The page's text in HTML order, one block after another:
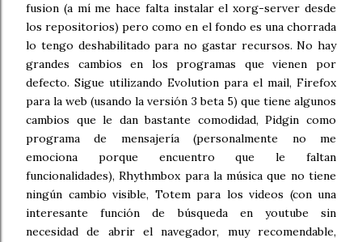
fusion (a mí me hace falta instalar el xorg-server desde
los repositorios) pero como en el fondo es una chorrada
lo tengo deshabilitado para no gastar recursos. No hay
grandes cambios en los programas que vienen por
defecto. Sigue utilizando Evolution para el mail, Firefox
para la web (usando la versión 3 beta 5) que tiene algunos
cambios que le dan bastante comodidad, Pidgin como
programa de mensajería (personalmente no me
emociona porque encuentro que le faltan
funcionalidades), Rhythmbox para la música que no tiene
ningún cambio visible, Totem para los videos (con una
interesante función de búsqueda en youtube sin
necesidad de abrir el navegador, muy recomendable,